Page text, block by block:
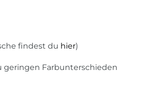
findest du hier)
geringen Farbunterschieden